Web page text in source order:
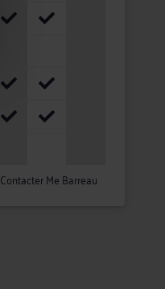
Contacter Me Barreau